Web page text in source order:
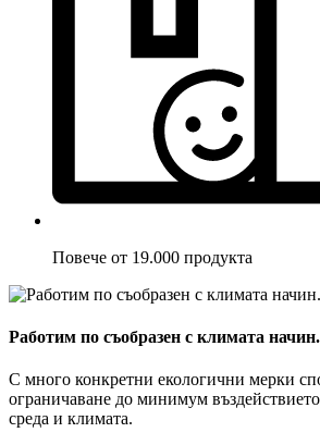
Повече от 19.000 продукта
Работим по съобразен с климата начин.
С много конкретни екологични мерки
ограничаване до минимум
среда и климата.